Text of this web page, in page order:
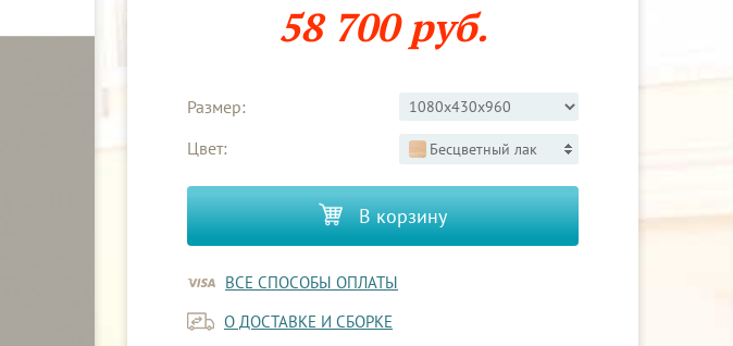
58 700 руб.
Размер:
Цвет:
Бесцветный лак
В корзину
ВСЕ СПОСОБЫ ОПЛАТЫ
О ДОСТАВКЕ И СБОРКЕ